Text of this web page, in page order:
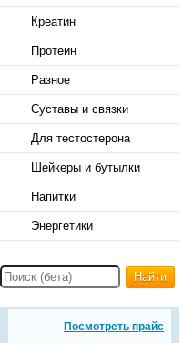
Креатин
Протеин
Разное
Суставы и связки
Для тестостерона
Шейкеры и бутылки
Напитки
Энергетики
Найти
Посмотреть прайс